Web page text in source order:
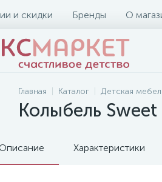
и скидки Бренды О
Главная Каталог Детская
Колыбель
Характеристики